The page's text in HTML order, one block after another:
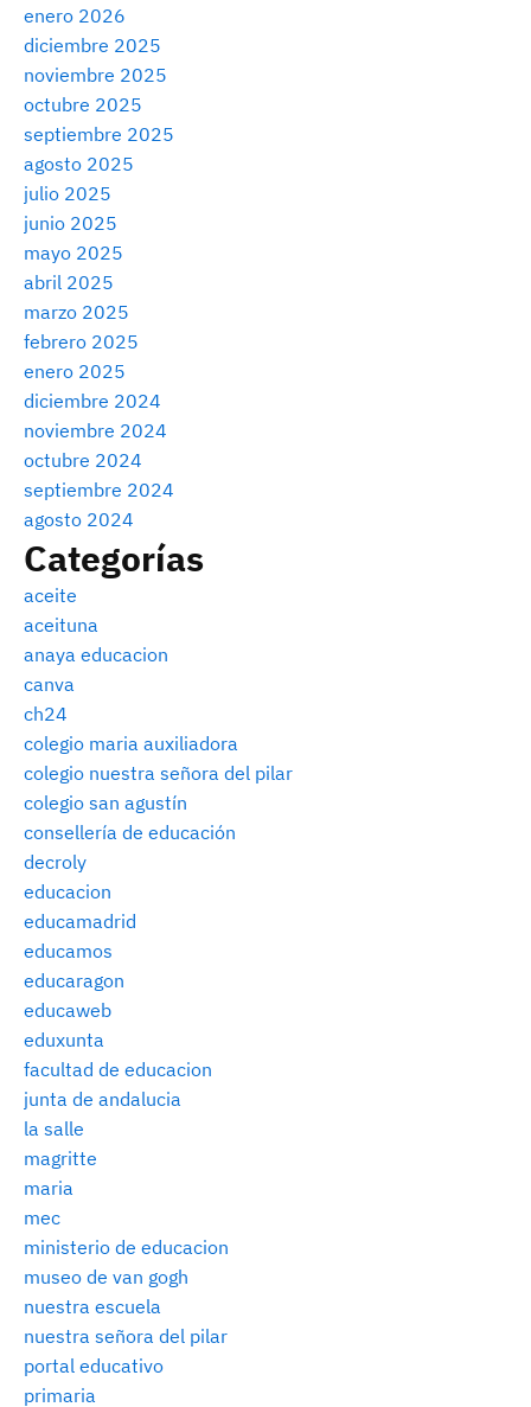
enero 2026
diciembre 2025
noviembre 2025
octubre 2025
septiembre 2025
agosto 2025
julio 2025
junio 2025
mayo 2025
abril 2025
marzo 2025
febrero 2025
enero 2025
diciembre 2024
noviembre 2024
octubre 2024
septiembre 2024
agosto 2024
Categorías
aceite
aceituna
anaya educacion
canva
ch24
colegio maria auxiliadora
colegio nuestra señora del pilar
colegio san agustín
consellería de educación
decroly
educacion
educamadrid
educamos
educaragon
educaweb
eduxunta
facultad de educacion
junta de andalucia
la salle
magritte
maria
mec
ministerio de educacion
museo de van gogh
nuestra escuela
nuestra señora del pilar
portal educativo
primaria